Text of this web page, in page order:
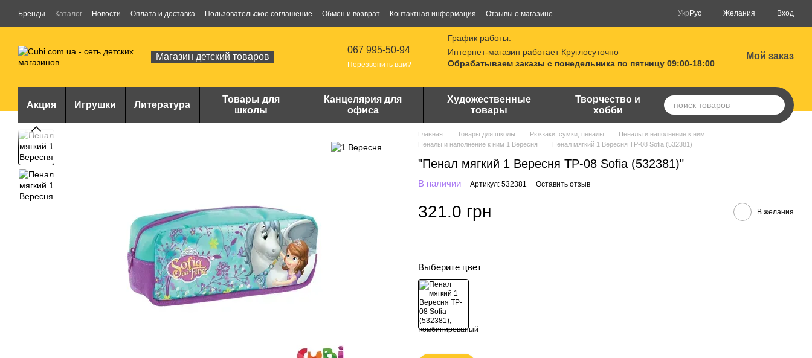
Перейти к основному контенту
Бренды Каталог Новости Оплата и доставка Пользовательское соглашение Обмен и возврат Контактная информация Отзывы о магазине Укр Рус Желания Вход
Магазин детский товаров
067 995-50-94
Перезвонить вам?
График работы:
Интернет-магазин работает Круглосуточно
Обрабатываем заказы с понедельника по пятницу 09:00-18:00
Мой заказ
Акция Игрушки Литература
Товары для
школы
Канцелярия для
офиса
Художественные
товары
Творчество и
хобби
Главная Товары для школы Рюкзаки, сумки, пеналы
Пеналы и наполнение к ним
Пеналы и наполнение к ним 1 Вересня
Пенал мягкий 1 Вересня TP-08 Sofia (532381)
"Пенал мягкий 1 Вересня TP-08 Sofia (532381)"
В наличии Артикул: 532381 Оставить отзыв
321.0 грн В желания
Выберите цвет